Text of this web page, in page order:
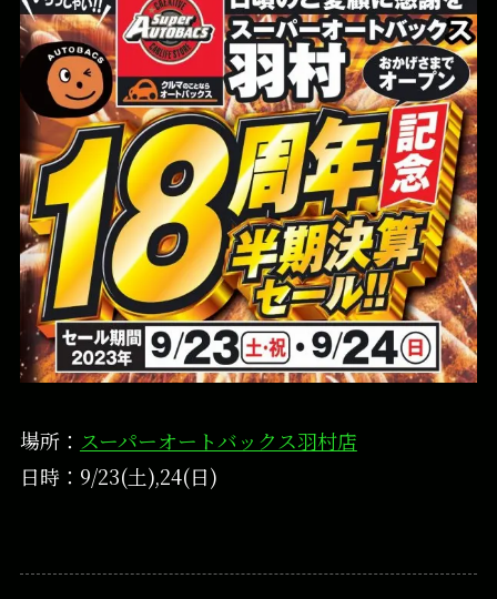
場所： スーパーオートバックス羽村店
日時：9/23(土),24(日)